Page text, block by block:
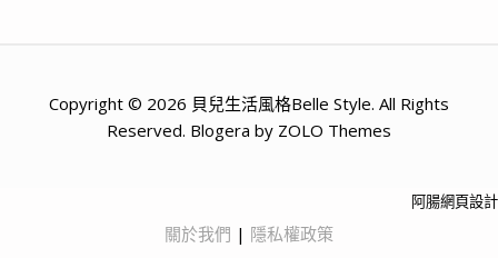
Copyright © 2026 貝兒生活風格Belle Style. All Rights
Reserved. Blogera by ZOLO Themes
阿腸網頁設計
關於我們 | 隱私權政策